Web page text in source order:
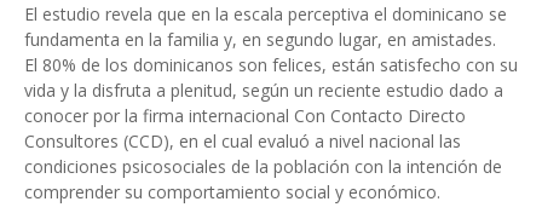
El estudio revela que en la escala perceptiva el dominicano se
fundamenta en la familia y, en segundo lugar, en amistades.
El 80% de los dominicanos son felices, están satisfecho con su
vida y la disfruta a plenitud, según un reciente estudio dado a
conocer por la firma internacional Con Contacto Directo
Consultores (CCD), en el cual evaluó a nivel nacional las
condiciones psicosociales de la población con la intención de
comprender su comportamiento social y económico.